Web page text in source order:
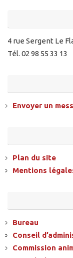
4 rue Sergent Le
Tél. 02 98 55 33 13
Envoyer un
Plan du site
Mentions
Bureau
Conseil
Commission